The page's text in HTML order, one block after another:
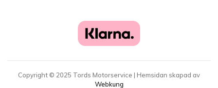
Copyright © 2025 Tords Motorservice | Hemsidan skapad av
Webkung